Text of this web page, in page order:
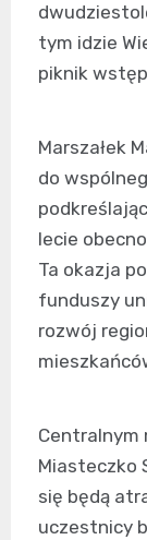
tym idzie
piknik
Marszałek
do
lecie
Ta okazja
funduszy
rozwój
Centralnym
Miasteczko
się będą
uczestnicy